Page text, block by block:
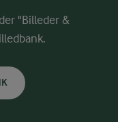
"Billeder &